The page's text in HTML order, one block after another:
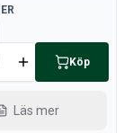
Köp
Läs mer